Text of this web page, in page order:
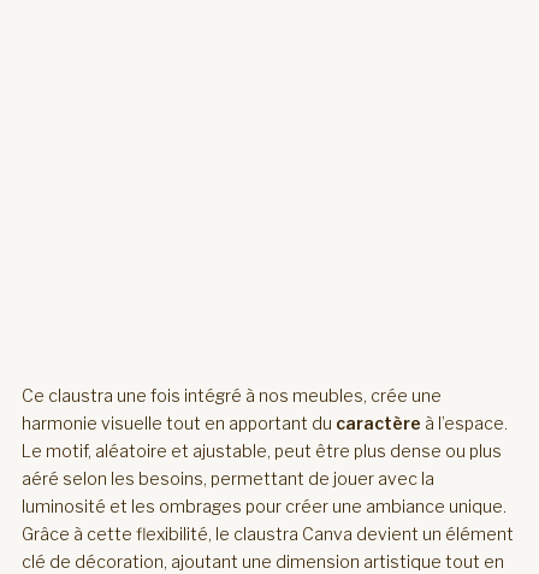
Ce claustra une fois intégré à nos meubles, crée une
harmonie visuelle tout en apportant du caractère à l’espace.
Le motif, aléatoire et ajustable, peut être plus dense ou plus
aéré selon les besoins, permettant de jouer avec la
luminosité et les ombrages pour créer une ambiance unique.
Grâce à cette flexibilité, le claustra Canva devient un élément
clé de décoration, ajoutant une dimension artistique tout en